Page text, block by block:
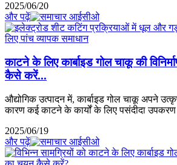
2025/06/20
और पढ़ें
काटने के लिए कार्बाइड गोल चाकू की
कैसे करें...
औद्योगिक उत्पादन में, कार्बाइड गोल चाकू अपने
कारण कई काटने के कार्यों के लिए पसंदीदा
2025/06/19
और पढ़ें